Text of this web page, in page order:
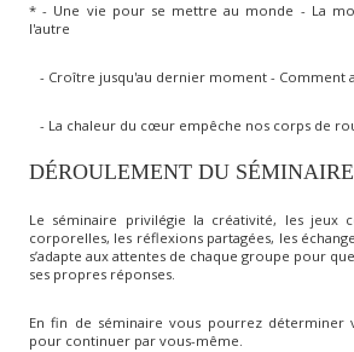
* - Une vie pour se mettre au monde - La
l'autre
- Croître jusqu'au dernier moment - Comment
- La chaleur du cœur empêche nos corps de
DÉROULEMENT DU SÉMINAIRE
Le séminaire privilégie la créativité, les jeux
corporelles, les réflexions partagées, les
s’adapte aux attentes de chaque groupe pour
ses propres réponses.
En fin de séminaire vous pourrez déterminer
pour continuer par vous-même.